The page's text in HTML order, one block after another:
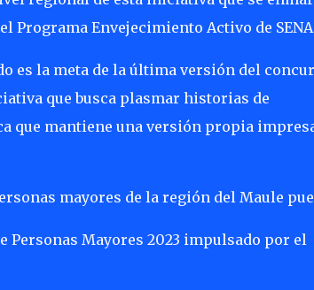
Programa Envejecimiento Activo de
es la meta de la última versión del
que busca plasmar historias de
que mantiene una versión propia
mayores de la región del Maule
Mayores 2023 impulsado por el